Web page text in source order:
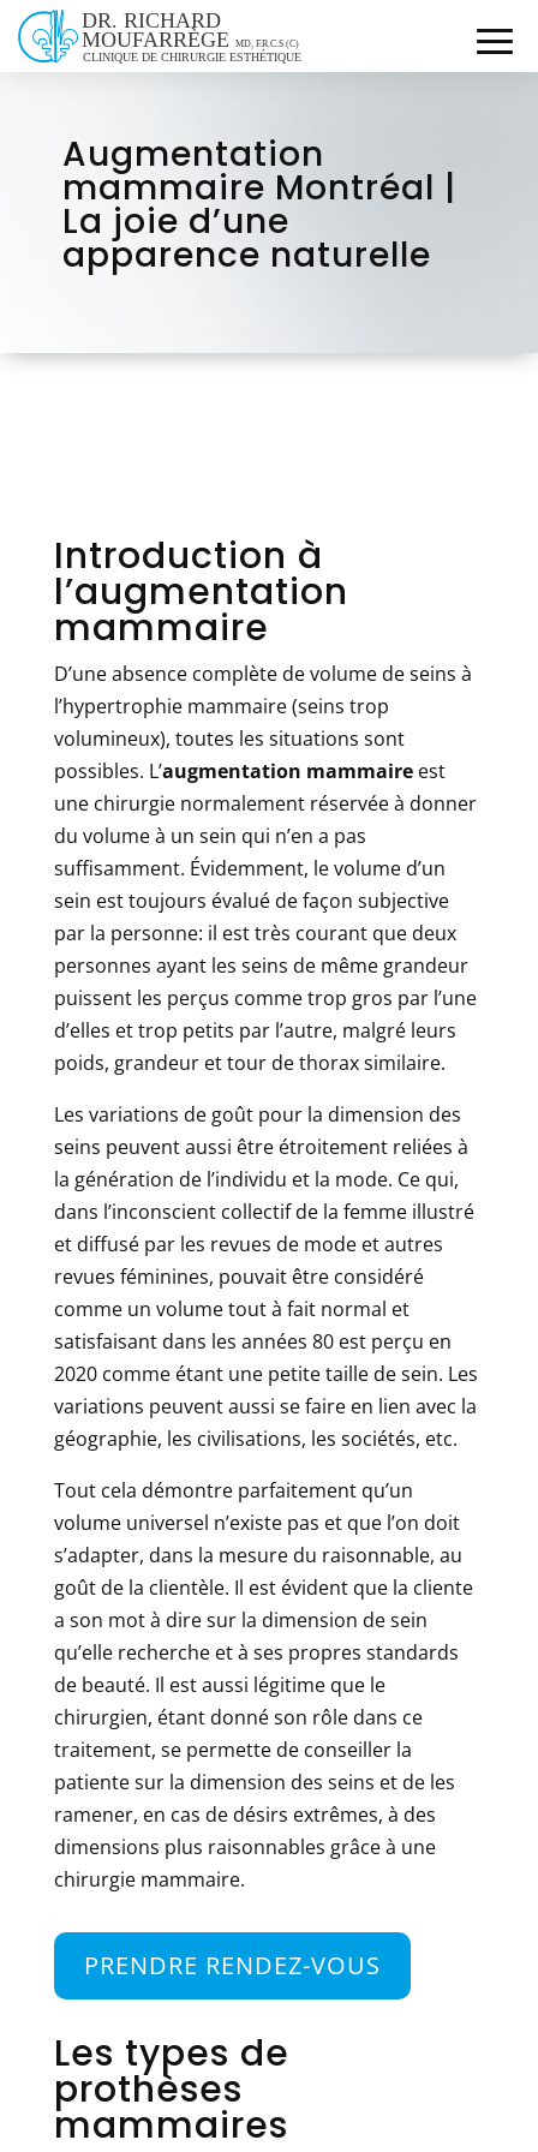
Augmentation
mammaire Montréal |
La joie d’une
apparence naturelle
Introduction à
l’augmentation
mammaire
D’une absence complète de volume de seins à
l’hypertrophie mammaire (seins trop
volumineux), toutes les situations sont
possibles. L’augmentation mammaireest
une chirurgie normalement réservée à donner
du volume à un sein qui n’en a pas
suffisamment. Évidemment, le volume d’un
sein est toujours évalué de façon subjective
par la personne: il est très courant que deux
personnes ayant les seins de même grandeur
puissent les perçus comme trop gros par l’une
d’elles et trop petits par l’autre, malgré leurs
poids, grandeur et tour de thorax similaire.
Les variations de goût pour la dimension des
seins peuvent aussi être étroitement reliées à
la génération de l’individu et la mode. Ce qui,
dans l’inconscient collectif de la femme illustré
et diffusé par les revues de mode et autres
revues féminines, pouvait être considéré
comme un volume tout à fait normal et
satisfaisant dans les années 80 est perçu en
2020 comme étant une petite taille de sein. Les
variations peuvent aussi se faire en lien avec la
géographie, les civilisations, les sociétés, etc.
Tout cela démontre parfaitement qu’un
volume universel n’existe pas et que l’on doit
s’adapter, dans la mesure du raisonnable, au
goût de la clientèle. Il est évident que la cliente
a son mot à dire sur la dimension de sein
qu’elle recherche et à ses propres standards
de beauté. Il est aussi légitime que le
chirurgien, étant donné son rôle dans ce
traitement, se permette de conseiller la
patiente sur la dimension des seins et de les
ramener, en cas de désirs extrêmes, à des
dimensions plus raisonnables grâce à une
chirurgie mammaire.
PRENDRE RENDEZ-VOUS
Les types de
prothèses
mammaires